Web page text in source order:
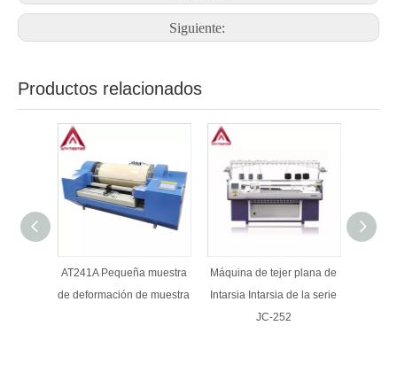
Siguiente:
Productos relacionados
AT241A Pequeña muestra
de deformación de muestra
Máquina de tejer plana de
Intarsia Intarsia de la serie
JC-252